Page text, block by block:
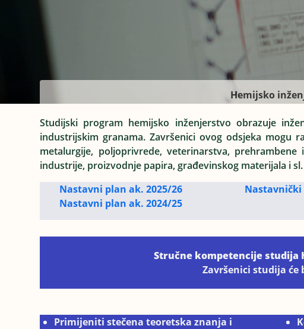
Hemijsko
Studijski program hemijsko inženjerstvo obrazuje
industrijskim granama. Završenici ovog odsjeka
metalurgije, poljoprivrede, veterinarstva,
industrije, proizvodnje papira, građevinskog materijala i sl.
Nastavni plan ak. 2025/26
Nastavni plan ak. 2024/25
Stručne kompetencije studija
Završenici studija
Primijeniti stečena teoretska znanja i